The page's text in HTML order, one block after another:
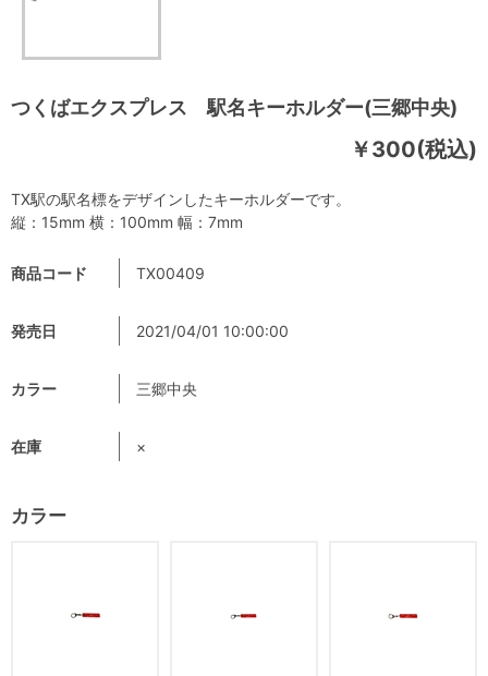
つくばエクスプレス 駅名キーホルダー(三郷中央)
￥300(税込)
商品コード TX00409
発売日 2021/04/01 10:00:00
カラー 三郷中央
在庫 ×
カラー
TⅩ駅の駅名標をデザインしたキーホルダーです。
縦：15mm 横：100mm 幅：7mm